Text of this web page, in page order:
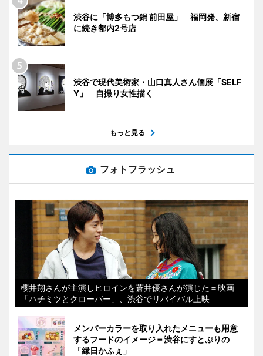
渋谷に「博多もつ鍋 前田屋」 福岡発、新宿
に続き都内2号店
渋谷で現代美術家・山口真人さん個展「SELF
Y」 自撮り女性描く
もっと見る
フォトフラッシュ
櫻井翔さんが主演しヒロインを蒼井優さんが演じた＝映画
「ハチミツとクローバー」、渋谷でリバイバル上映
メンバーカラーを取り入れたメニューも用意
するフードのイメージ＝渋谷にすとぷりの
「縁日かふぇ」